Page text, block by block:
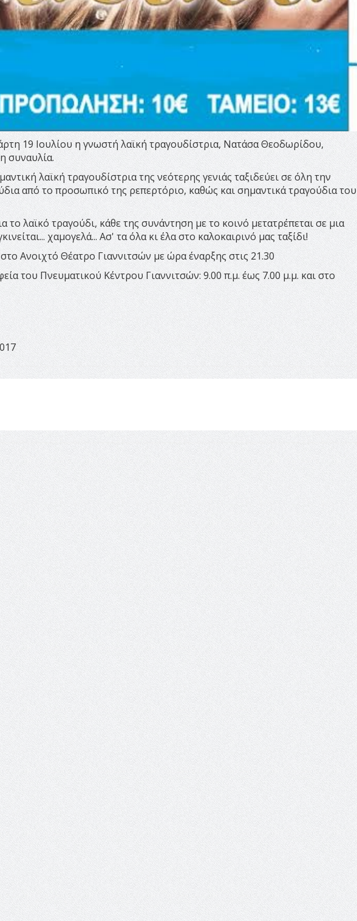
19 Ιουλίου η γνωστή λαϊκή τραγουδίστρια, Νατάσα Θεοδωρίδου,
συναυλία.
λαϊκή τραγουδίστρια της νεότερης γενιάς ταξιδεύει σε όλη την
από το προσωπικό της ρεπερτόριο, καθώς και σημαντικά τραγούδια του
το λαϊκό τραγούδι, κάθε της συνάντηση με το κοινό μετατρέπεται σε μια
χαμογελά... Ασ' τα όλα κι έλα στο καλοκαιρινό μας ταξίδι!
Ανοιχτό Θέατρο Γιαννιτσών με ώρα έναρξης στις 21.30
του Πνευματικού Κέντρου Γιαννιτσών: 9.00 π.μ. έως 7.00 μ.μ. και στο